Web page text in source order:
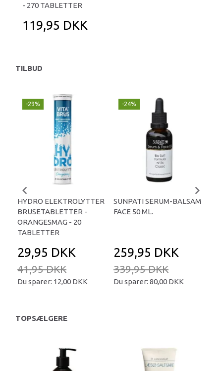
- 270 TABLETTER
119,95 DKK
TILBUD
-29%
HYDRO ELEKTROLYTTER
BRUSETABLETTER -
ORANGESMAG - 20
TABLETTER
29,95 DKK
41,95 DKK
Du sparer: 12,00 DKK
-24%
SUNPATI SERUM-BALSAM
FACE 50 ML.
259,95 DKK
339,95 DKK
Du sparer: 80,00 DKK
TOPSÆLGERE